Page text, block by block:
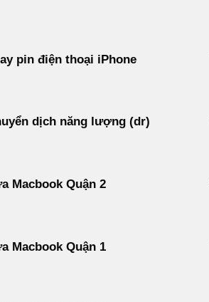
pin điện thoại iPhone
dịch năng lượng (dr)
Macbook Quận 2
Macbook Quận 1